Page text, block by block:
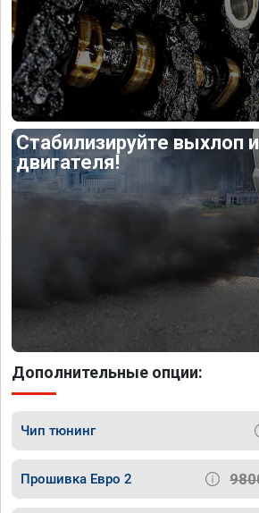
Стабилизируйте выхлоп
двигателя!
Дополнительные опции:
Чип тюнинг
Прошивка Евро 2